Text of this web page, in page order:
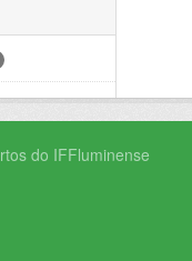
do IFFluminense